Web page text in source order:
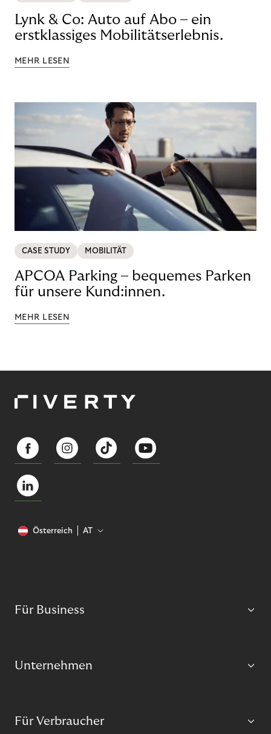
Lynk & Co: Auto auf Abo – ein
erstklassiges Mobilitätserlebnis.
MEHR LESEN
CASE STUDY MOBILITÄT
APCOA Parking – bequemes Parken
für unsere Kund:innen.
MEHR LESEN
Österreich AT
Für Business
Unternehmen
Für Verbraucher